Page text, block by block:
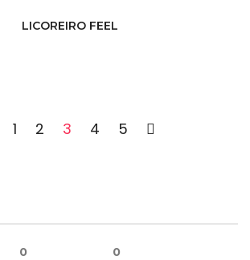
LICOREIRO FEEL
1 2 3 4 5
0 0